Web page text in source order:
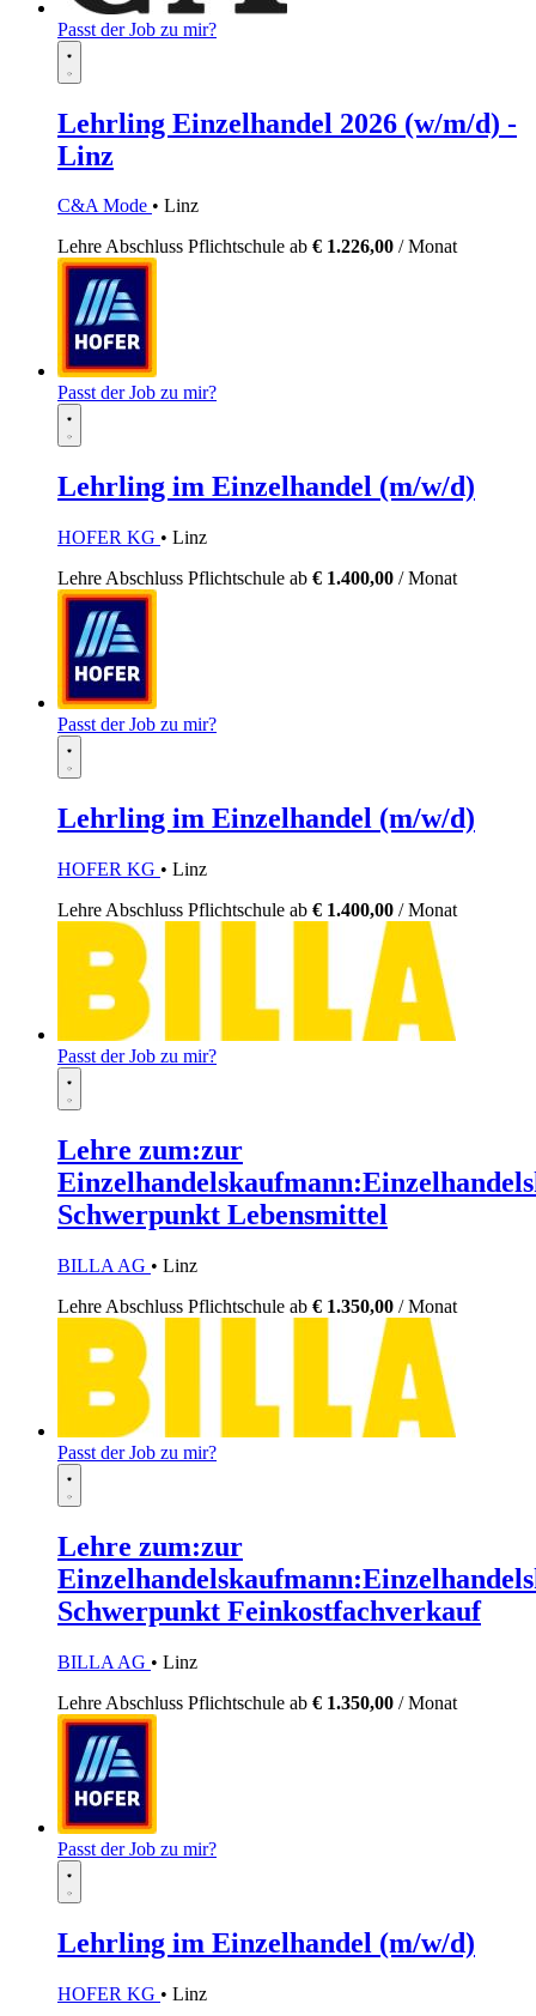
Passt der Job zu mir?
Lehrling Einzelhandel 2026 (w/m/d) -
Linz
C&A Mode • Linz
LehreAbschluss Pflichtschule ab € 1.226,00 / Monat
Passt der Job zu mir?
Lehrling im Einzelhandel (m/w/d)
HOFER KG • Linz
Lehre Abschluss Pflichtschule ab € 1.400,00 / Monat
Passt der Job zu mir?
Lehrling im Einzelhandel (m/w/d)
HOFER KG • Linz
Lehre Abschluss Pflichtschule ab € 1.400,00 / Monat
Passt der Job zu mir?
Lehre zum:zur
Schwerpunkt Lebensmittel
BILLA AG • Linz
Lehre Abschluss Pflichtschule ab € 1.350,00 / Monat
Passt der Job zu mir?
Lehre zum:zur
Schwerpunkt Feinkostfachverkauf
BILLA AG • Linz
Lehre Abschluss Pflichtschule ab € 1.350,00 / Monat
Passt der Job zu mir?
Lehrling im Einzelhandel (m/w/d)
HOFER KG • Linz